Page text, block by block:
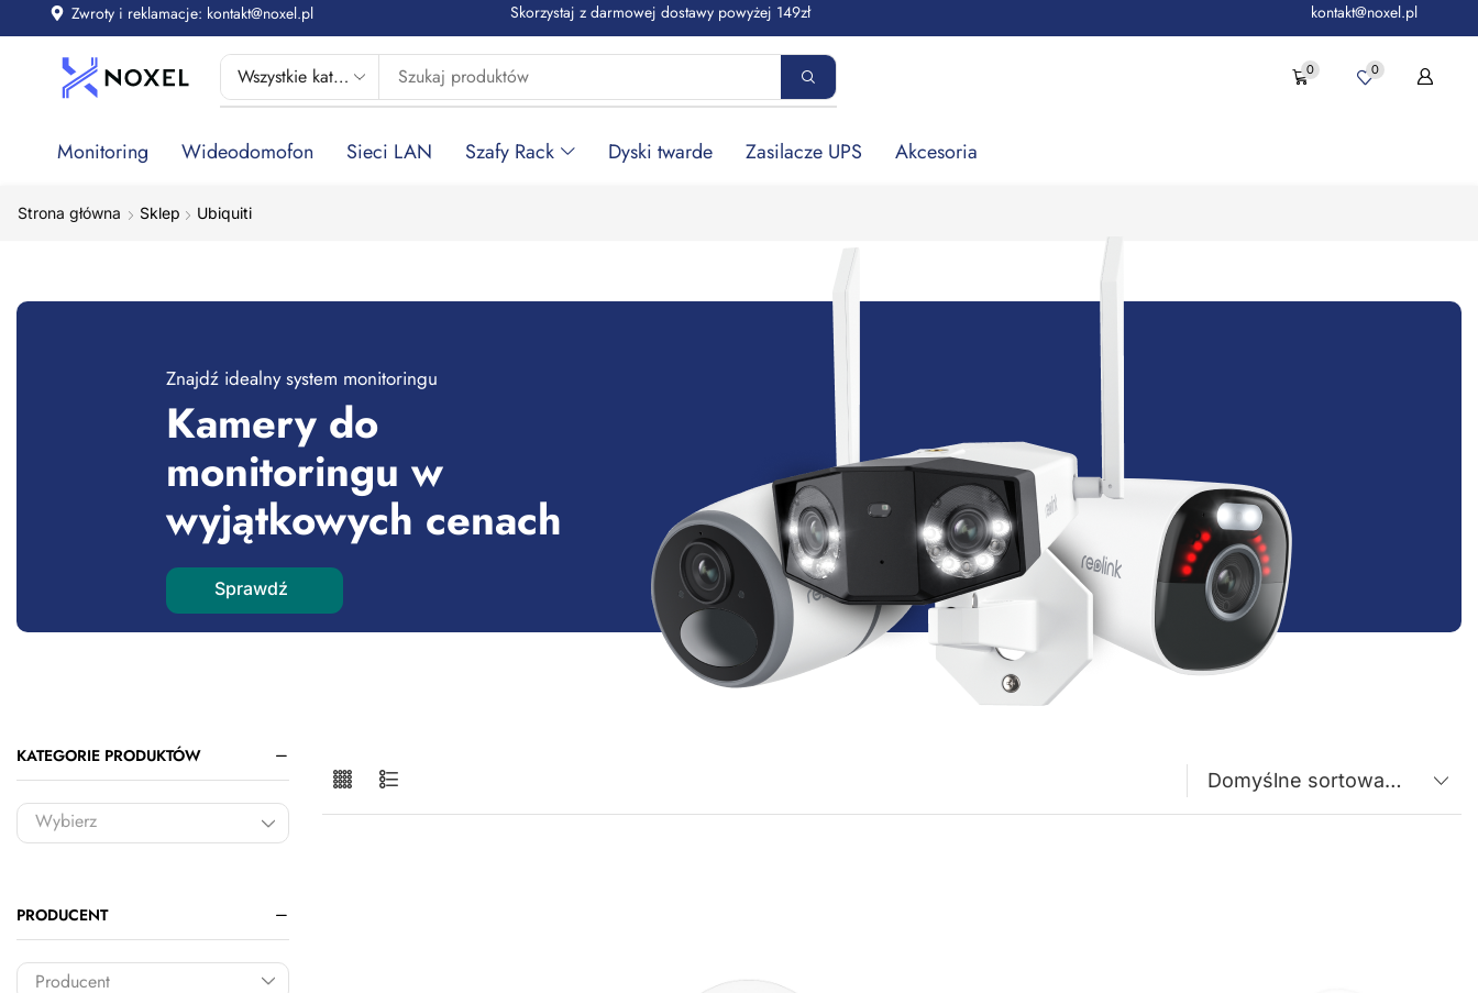
Zwroty i reklamacje: kontakt@noxel.pl Skorzystaj z darmowej dostawy powyżej 149zł kontakt@noxel.pl
0 0
Monitoring Wideodomofon Sieci LAN Szafy Rack Dyski twarde Zasilacze UPS Akcesoria
Strona główna Shop Ubiquiti
Znajdź idealny system monitoringu
Kamery do
monitoringu w
wyjątkowych cenach
Sprawdź
KATEGORIE PRODUKTÓW
PRODUCENT